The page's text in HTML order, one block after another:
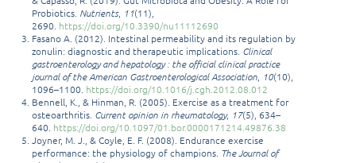
Probiotics. Nutrients, 11(11),
2690. https://doi.org/10.3390/nu11112690
Fasano A. (2012). Intestinal permeability and its regulation by
zonulin: diagnostic and therapeutic implications. Clinical
gastroenterology and hepatology : the official clinical practice
journal of the American Gastroenterological Association, 10(10),
1096–1100. https://doi.org/10.1016/j.cgh.2012.08.012
Bennell, K., & Hinman, R. (2005). Exercise as a treatment for
osteoarthritis. Current opinion in rheumatology, 17(5), 634–
640. https://doi.org/10.1097/01.bor.0000171214.49876.38
Joyner, M. J., & Coyle, E. F. (2008). Endurance exercise
performance: the physiology of champions. The Journal of